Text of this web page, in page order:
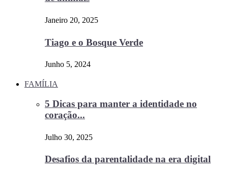
Janeiro 20, 2025
Tiago e o Bosque Verde
Junho 5, 2024
FAMÍLIA
5 Dicas para manter a identidade no
coração...
Julho 30, 2025
Desafios da parentalidade na era digital